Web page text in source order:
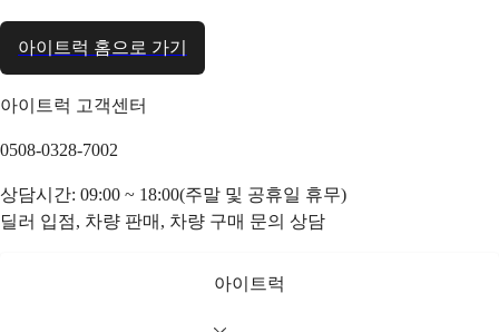
아이트럭 홈으로 가기
아이트럭 고객센터
0508-0328-7002
상담시간: 09:00 ~ 18:00(주말 및 공휴일 휴무)
딜러 입점, 차량 판매, 차량 구매 문의 상담
아이트럭